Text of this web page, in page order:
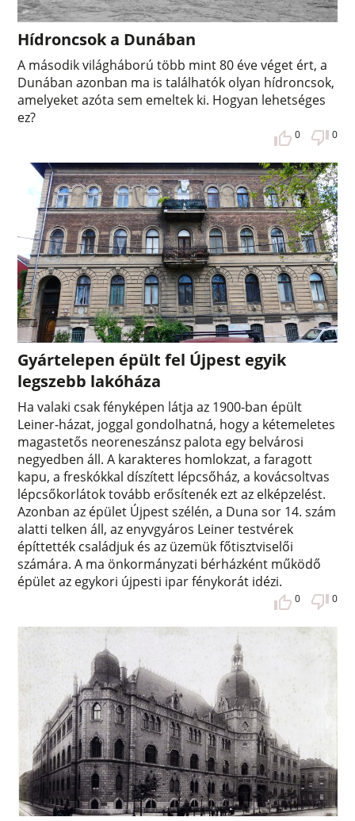
Hídroncsok a Dunában
A második világháború több mint 80 éve véget ért, a
Dunában azonban ma is találhatók olyan hídroncsok,
amelyeket azóta sem emeltek ki. Hogyan lehetséges
ez?
0 0
Gyártelepen épült fel Újpest egyik
legszebb lakóháza
Ha valaki csak fényképen látja az 1900-ban épült
Leiner-házat, joggal gondolhatná, hogy a kétemeletes
magastetős neoreneszánsz palota egy belvárosi
negyedben áll. A karakteres homlokzat, a faragott
kapu, a freskókkal díszített lépcsőház, a kovácsoltvas
lépcsőkorlátok tovább erősítenék ezt az elképzelést.
Azonban az épület Újpest szélén, a Duna sor 14. szám
alatti telken áll, az enyvgyáros Leiner testvérek
építtették családjuk és az üzemük főtisztviselői
számára. A ma önkormányzati bérházként működő
épület az egykori újpesti ipar fénykorát idézi.
0 0